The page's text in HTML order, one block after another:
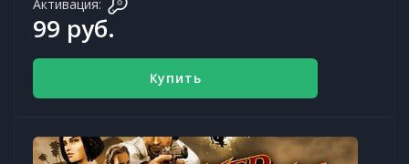
Активация:
99 руб.
Купить